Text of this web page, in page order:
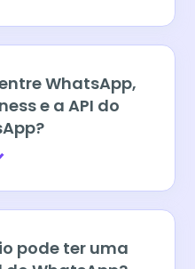
WhatsApp,
e a API do
pode ter uma